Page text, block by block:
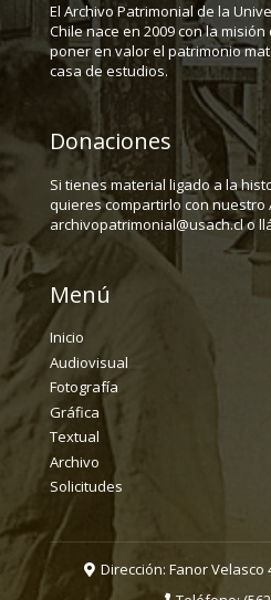
El Archivo Patrimonial de la
Chile nace en 2009 con la
poner en valor el patrimonio
casa de estudios.
Donaciones
Si tienes material ligado a la
quieres compartirlo con nuestro
archivopatrimonial@usach.cl o
Menú
Inicio
Audiovisual
Fotografía
Gráfica
Textual
Archivo
Solicitudes
Dirección: Fanor Velasco